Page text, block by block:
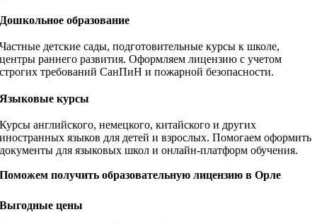
Дошкольное образование
Частные детские сады, подготовительные курсы к школе,
центры раннего развития. Оформляем лицензию с учетом
строгих требований СанПиН и пожарной безопасности.
Языковые курсы
Курсы английского, немецкого, китайского и других
иностранных языков для детей и взрослых. Помогаем оформить
документы для языковых школ и онлайн-платформ обучения.
Поможем получить образовательную лицензию в Орле
Выгодные цены